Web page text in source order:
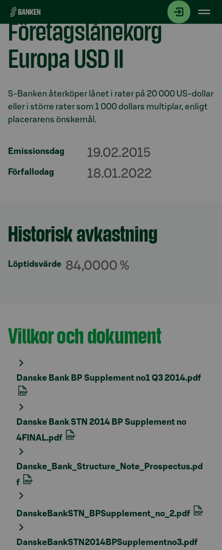
Gå direkt till innehållet
Företagslånekorg
Europa USD II
Avsnitt med titel
S-Banken återköper lånet i rater på 20 000 US-dollar
eller i större rater som 1 000 dollars multiplar, enligt
placerarens önskemål.
Emissionsdag 19.02.2015
Förfallodag 18.01.2022
Avsnitt med titel
Historisk avkastning
Löptidsvärde 84,0000 %
Avsnitt med titel
Villkor och dokument
Danske Bank BP Supplement no1 Q3 2014.pdf
Danske Bank STN 2014 BP Supplement no
4FINAL.pdf
Danske_Bank_Structure_Note_Prospectus.pd
f
DanskeBankSTN_BPSupplement_no_2.pdf
DanskeBankSTN2014BPSupplementno3.pdf